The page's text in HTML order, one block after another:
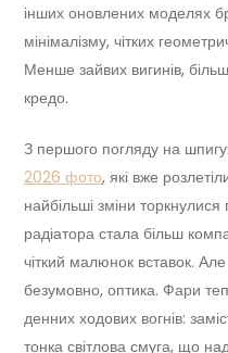
інших оновлених моделях
мінімалізму, чітких
Менше зайвих вигинів,
кредо.
З першого погляду на
2026 фото, які вже
найбільші зміни
радіатора стала більш
чіткий малюнок вставок.
безумовно, оптика. Фари
денних ходових вогнів:
тонка світлова смуга, що